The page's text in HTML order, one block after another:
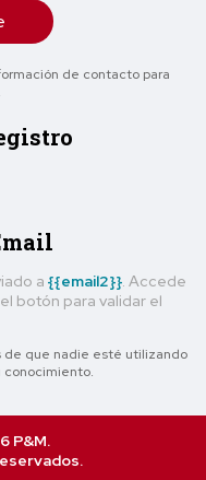
de contacto para
a {{email2}} . Accede
botón para validar el
de que nadie esté utilizando
P&M.